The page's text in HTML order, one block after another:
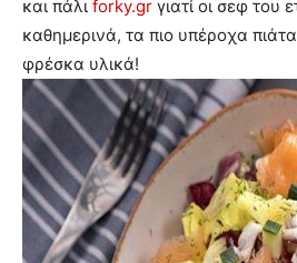
και πάλι forky.gr γιατί οι σεφ του
καθημερινά, τα πιο υπέροχα
φρέσκα υλικά!